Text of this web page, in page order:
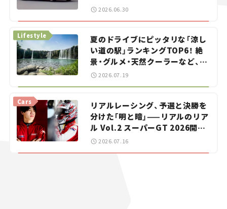
をお手伝い――ちょっとイケてるマ
2026.06.30
夏のドライブにピッタリな「涼し
い道の駅」ランキングTOP6！ 絶
景・グルメ・天然クーラーなど、避
暑におすすめのスポットを紹介
【道の駅マニアの推し駅ガイド】
Lifestyle
2026.07.19
リアルレーシング、予選と決勝を
分けた「明と暗」——リアルのリア
ル Vol.2 スーパーGT 2026開幕
戦 岡山国際サーキット
Cars
2026.07.16